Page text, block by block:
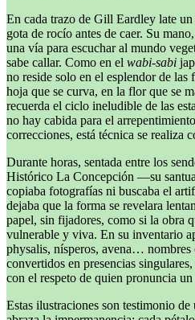
En cada trazo de Gill Eardley late
gota de rocío antes de caer. Su
una vía para escuchar al mundo
sabe callar. Como en el wabi-sabi
no reside solo en el esplendor de las
hoja que se curva, en la flor que se
recuerda el ciclo ineludible de las
no hay cabida para el
correcciones, está técnica se realiza
Durante horas, sentada entre los
Histórico La Concepción —su
copiaba fotografías ni buscaba el
dejaba que la forma se revelara
papel, sin fijadores, como si la obra
vulnerable y viva. En su inventario
physalis, nísperos, avena… nombres
convertidos en presencias
con el respeto de quien pronuncia un
Estas ilustraciones son testimonio